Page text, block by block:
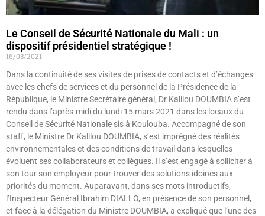
Le Conseil de Sécurité Nationale du Mali : un
dispositif présidentiel stratégique !
16/03/2021
Dans la continuité de ses visites de prises de contacts et d’échanges
avec les chefs de services et du personnel de la Présidence de la
République, le Ministre Secrétaire général, Dr Kalilou DOUMBIA s’est
rendu dans l’après-midi du lundi 15 mars 2021 dans les locaux du
Conseil de Sécurité Nationale sis à Koulouba. Accompagné de son
staff, le Ministre Dr Kalilou DOUMBIA, s’est imprégné des réalités
environnementales et des conditions de travail dans lesquelles
évoluent ses collaborateurs et collègues. Il s’est engagé à solliciter à
son tour son employeur pour trouver des solutions idoines aux
priorités du moment. Auparavant, dans ses mots introductifs,
l’Inspecteur Général Ibrahim DIALLO, en présence de son personnel,
et face à la délégation du Ministre DOUMBIA, a expliqué que l’une des